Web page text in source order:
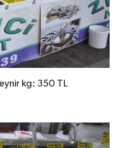
kg: 350 TL